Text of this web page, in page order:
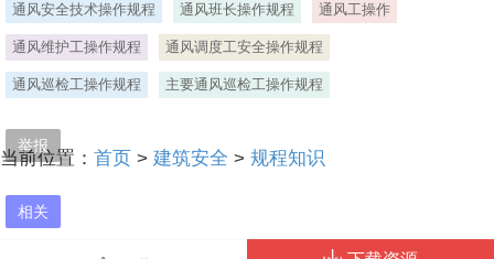
相关
举报
通风安全技术操作规程 通风班长操作规程 通风工操作
通风维护工操作规程 通风调度工安全操作规程
通风巡检工操作规程 主要通风巡检工操作规程
当前位置： 首页 > 建筑安全 > 规程知识